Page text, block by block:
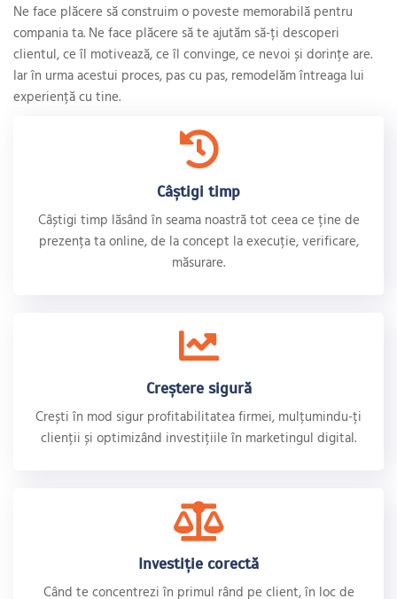
Ne face plăcere să construim o poveste memorabilă pentru
compania ta. Ne face plăcere să te ajutăm să-ți descoperi
clientul, ce îl motivează, ce îl convinge, ce nevoi și dorințe are.
Iar în urma acestui proces, pas cu pas, remodelăm întreaga lui
experiență cu tine.
Câștigi timp
Câștigi timp lăsând în seama noastră tot ceea ce ține de
prezența ta online, de la concept la execuție, verificare,
măsurare.
Creștere sigură
Crești în mod sigur profitabilitatea firmei, mulțumindu-ți
clienții și optimizând investițiile în marketingul digital.
Investiție corectă
Când te concentrezi în primul rând pe client, în loc de